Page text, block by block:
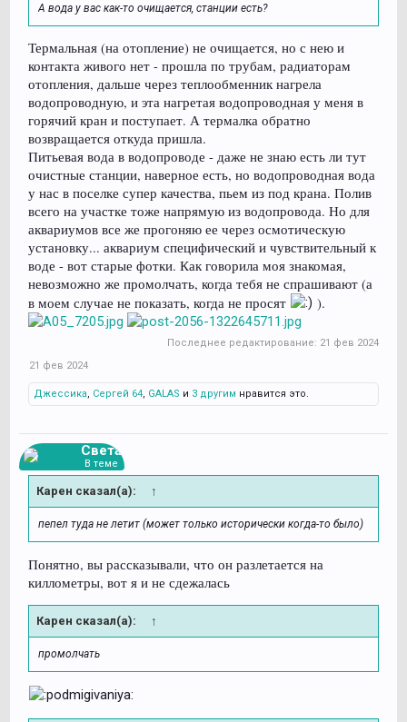
А вода у вас как-то очищается, станции есть?
Термальная (на отопление) не очищается, но с нею и
контакта живого нет - прошла по трубам, радиаторам
отопления, дальше через теплообменник нагрела
водопроводную, и эта нагретая водопроводная у меня в
горячий кран и поступает. А термалка обратно
возвращается откуда пришла.
Питьевая вода в водопроводе - даже не знаю есть ли тут
очистные станции, наверное есть, но водопроводная вода
у нас в поселке супер качества, пьем из под крана. Полив
всего на участке тоже напрямую из водопровода. Но для
аквариумов все же прогоняю ее через осмотическую
установку... аквариум специфический и чувствительный к
воде - вот старые фотки. Как говорила моя знакомая,
невозможно же промолчать, когда тебя не спрашивают (а
в моем случае не показать, когда не просят
).
Последнее редактирование: 21 фев 2024
21 фев 2024
Джессика, Сергей 64, GALAS и 3 другим нравится это.
Света
В теме
Карен сказал(а): ↑
пепел туда не летит (может только исторически когда-то было)
Понятно, вы рассказывали, что он разлетается на
киллометры, вот я и не сдежалась
Карен сказал(а): ↑
промолчать